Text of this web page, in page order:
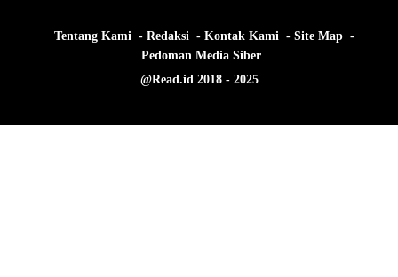
Tentang Kami Redaksi Kontak Kami
Site Map
Pedoman Media Siber
@Read.id 2018 - 2025